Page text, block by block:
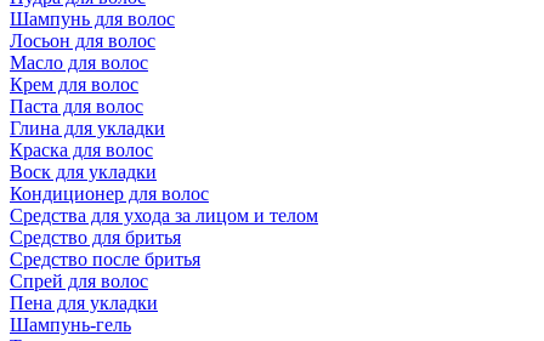
Шампунь для волос
Лосьон для волос
Масло для волос
Крем для волос
Паста для волос
Глина для укладки
Краска для волос
Воск для укладки
Кондиционер для волос
Средства для ухода за лицом и телом
Средство для бритья
Средство после бритья
Спрей для волос
Пена для укладки
Шампунь-гель